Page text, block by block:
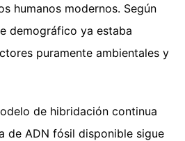
humanos modernos. Según
demográfico ya estaba
puramente ambientales y
de hibridación continua
de ADN fósil disponible sigue